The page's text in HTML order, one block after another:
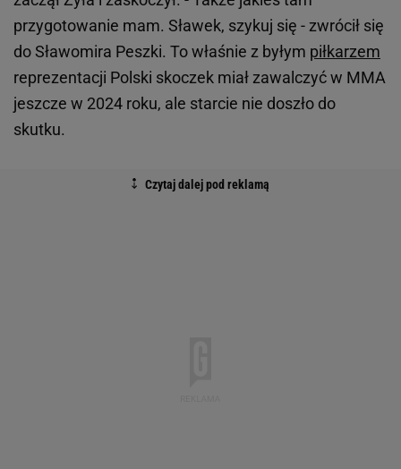
przygotowanie mam. Sławek, szykuj się - zwrócił się
do Sławomira Peszki. To właśnie z byłym piłkarzem
reprezentacji Polski skoczek miał zawalczyć w MMA
jeszcze w 2024 roku, ale starcie nie doszło do
skutku.